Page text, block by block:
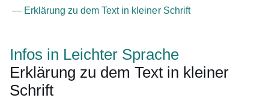
Erklärung zu dem Text in kleiner Schrift
Infos in Leichter Sprache
Erklärung zu dem Text in kleiner
Schrift